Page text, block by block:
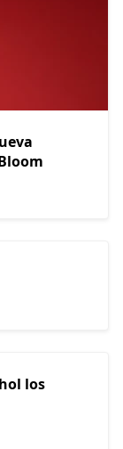
los